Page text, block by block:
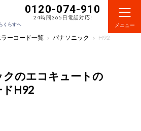
くらすへ
0120-074-910
24時間365日電話対応!
メニュー
ーコード一覧 パナソニック H92
のエコキュートの
H92